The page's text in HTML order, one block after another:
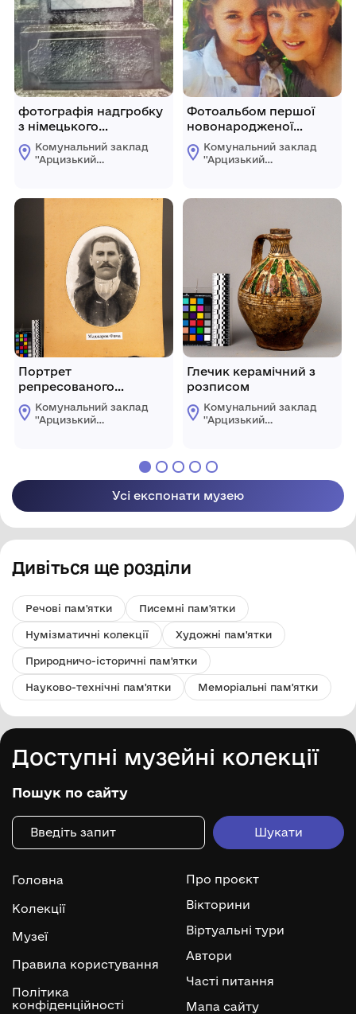
фотографія надгробку
з німецького
кладовища с.Теплиця
(Арцизький район)
Комунальний заклад
''Арцизький
Арцизької міської
Портрет
репресованого
радянською владою
Комунальний заклад
''Арцизький
Фотоальбом першої
новонародженої
дитини в Арцизькому
районі в третьому
Комунальний заклад
''Арцизький
Арцизької міської
Глечик керамічний з
розписом
Комунальний заклад
''Арцизький
ради
Усі експонати музею
Дивіться ще розділи
Речові пам'ятки Писемні пам'ятки
Нумізматичні колекції Художні пам'ятки
Природничо-історичні пам'ятки
Науково-технічні пам'ятки Меморіальні пам'ятки
Доступні музейні колекції
Пошук по сайту
Головна
Колекції
Музеї
Правила користування
Політика
конфіденційності
Про проєкт
Вікторини
Віртуальні тури
Автори
Часті питання
Мапа сайту